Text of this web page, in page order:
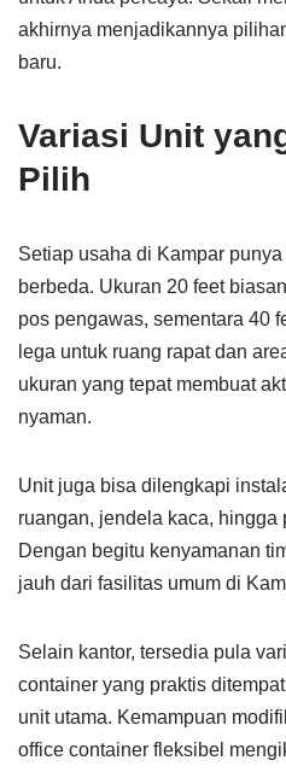
akhirnya menjadikannya
baru.
Variasi Unit
Pilih
Setiap usaha di Kampar
berbeda. Ukuran 20 feet
pos pengawas, sementara 40
lega untuk ruang rapat dan
ukuran yang tepat membuat
nyaman.
Unit juga bisa dilengkapi
ruangan, jendela kaca, hingga
Dengan begitu kenyamanan
jauh dari fasilitas umum di
Selain kantor, tersedia pula
container yang praktis
unit utama. Kemampuan
office container fleksibel